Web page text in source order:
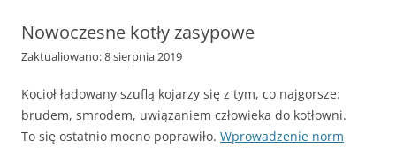
Nowoczesne kotły zasypowe
Zaktualiowano: 8 sierpnia 2019
Kocioł ładowany szuflą kojarzy się z tym, co najgorsze:
brudem, smrodem, uwiązaniem człowieka do kotłowni.
To się ostatnio mocno poprawiło. Wprowadzenie norm